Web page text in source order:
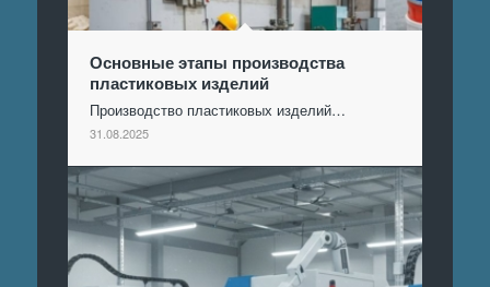
Основные этапы производства
пластиковых изделий
Производство пластиковых изделий…
31.08.2025